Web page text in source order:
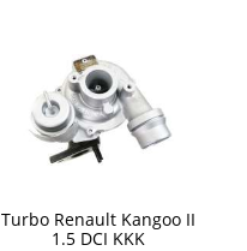
Turbo Renault Kangoo II
1.5 DCI KKK